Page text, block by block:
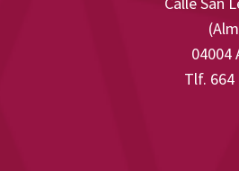
04004
Tlf. 664